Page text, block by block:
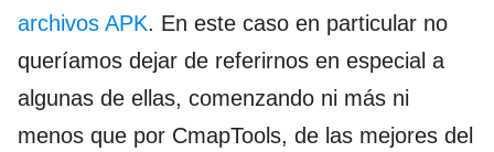
archivos APK. En este caso en particular no
queríamos dejar de referirnos en especial a
algunas de ellas, comenzando ni más ni
menos que por CmapTools, de las mejores del